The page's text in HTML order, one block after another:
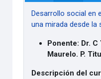
Desarrollo social en
una mirada desde la
Ponente: Dr.
Maurelo. P.
Descripción del